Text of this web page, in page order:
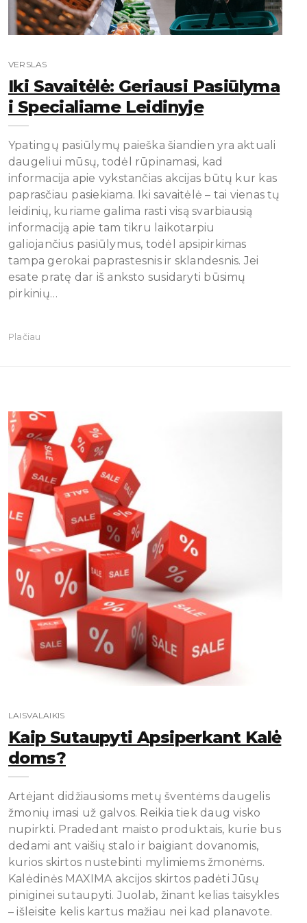
VERSLAS
Iki Savaitėlė: Geriausi Pasiūlyma
I Specialiame Leidinyje
Ypatingų pasiūlymų paieška šiandien yra aktuali
daugeliui mūsų, todėl rūpinamasi, kad
informacija apie vykstančias akcijas būtų kur kas
paprasčiau pasiekiama. Iki savaitėlė – tai vienas tų
leidinių, kuriame galima rasti visą svarbiausią
informaciją apie tam tikru laikotarpiu
galiojančius pasiūlymus, todėl apsipirkimas
tampa gerokai paprastesnis ir sklandesnis. Jei
esate pratę dar iš anksto susidaryti būsimų
pirkinių…
Plačiau
LAISVALAIKIS
Kaip Sutaupyti Apsiperkant Kalė
Doms?
Artėjant didžiausioms metų šventėms daugelis
žmonių imasi už galvos. Reikia tiek daug visko
nupirkti. Pradedant maisto produktais, kurie bus
dedami ant vaišių stalo ir baigiant dovanomis,
kurios skirtos nustebinti mylimiems žmonėms.
Kalėdinės MAXIMA akcijos skirtos padėti Jūsų
piniginei sutaupyti. Juolab, žinant kelias taisykles
– išleisite kelis kartus mažiau nei kad planavote.